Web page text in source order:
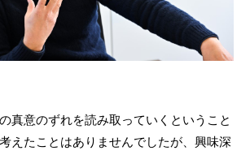
真意のずれを読み取っていくということ
えたことはありませんでしたが、興味深